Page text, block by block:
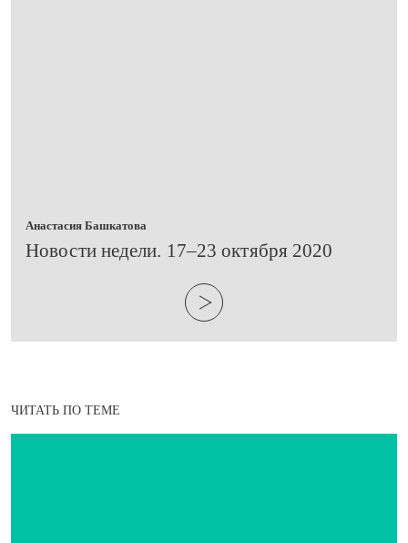
Анастасия Башкатова
​Новости недели. 17–23 октября 2020
ЧИТАТЬ ПО ТЕМЕ